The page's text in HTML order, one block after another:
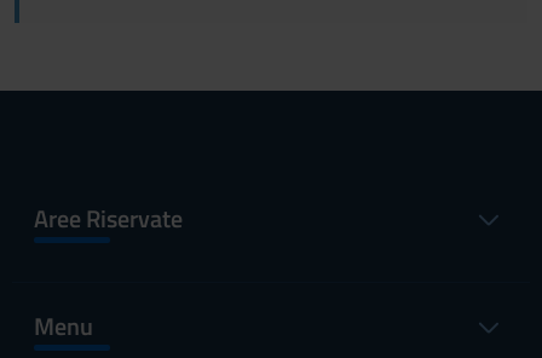
Aree Riservate
Menu